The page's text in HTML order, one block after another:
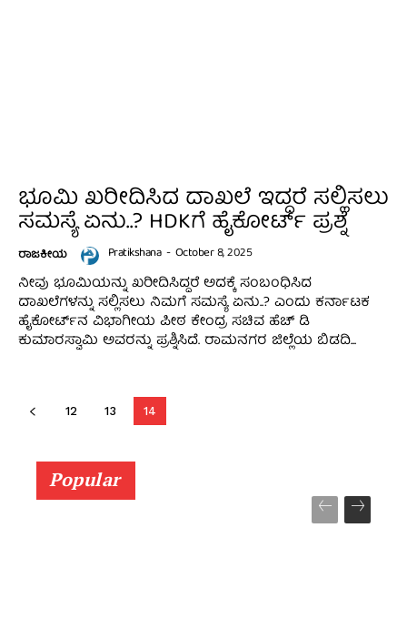
ಭೂಮಿ ಖರೀದಿಸಿದ ದಾಖಲೆ ಇದ್ದರೆ ಸಲ್ಲಿಸಲು
ಸಮಸ್ಯೆ ಏನು..? HDKಗೆ ಹೈಕೋರ್ಟ್‌ ಪ್ರಶ್ನೆ
ರಾಜಕೀಯ Pratikshana - October 8, 2025
ನೀವು ಭೂಮಿಯನ್ನು ಖರೀದಿಸಿದ್ದರೆ ಅದಕ್ಕೆ ಸಂಬಂಧಿಸಿದ
ದಾಖಲೆಗಳನ್ನು ಸಲ್ಲಿಸಲು ನಿಮಗೆ ಸಮಸ್ಯೆ ಏನು..? ಎಂದು ಕರ್ನಾಟಕ
ಹೈಕೋರ್ಟ್‌ನ ವಿಭಾಗೀಯ ಪೀಠ ಕೇಂದ್ರ ಸಚಿವ ಹೆಚ್‌ ಡಿ
ಕುಮಾರಸ್ವಾಮಿ ಅವರನ್ನು ಪ್ರಶ್ನಿಸಿದೆ. ರಾಮನಗರ ಜಿಲ್ಲೆಯ ಬಿಡದಿ...
12 13 14
Popular